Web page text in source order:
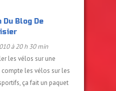
Du Blog De
à 20 h 30 min
les vélos sur une
compte les vélos sur les
ça fait un paquet